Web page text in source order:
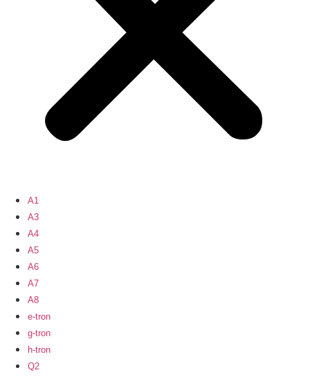
A1
A3
A4
A5
A6
A7
A8
e-tron
g-tron
h-tron
Q2